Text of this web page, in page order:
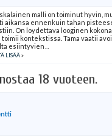
malli on toiminut hyvin,
aikansa ennenkuin tahan
On loydettava looginen
toimii kontekstissa. Tama vaatii
esiintyvien
LISÄÄ
18 vuoteen.